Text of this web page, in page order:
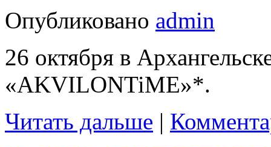
Опубликовано admin
26 октября в
«AKVILONTiME»*.
Читать дальше |